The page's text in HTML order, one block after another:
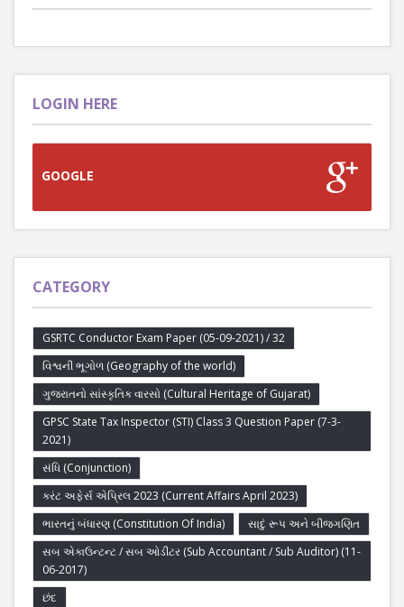
LOGIN HERE
GOOGLE
CATEGORY
GSRTC Conductor Exam Paper (05-09-2021) / 32
વિશ્વની ભૂગોળ (Geography of the world)
ગુજરાતનો સાંસ્કૃતિક વારસો (Cultural Heritage of Gujarat)
GPSC State Tax Inspector (STI) Class 3 Question Paper (7-3-
2021)
સંધિ (Conjunction)
કરંટ અફેર્સ એપ્રિલ 2023 (Current Affairs April 2023)
ભારતનું બંધારણ (Constitution Of India)
સાદું રૂપ અને બીજગણિત
સબ એકાઉન્ટન્ટ / સબ ઓડીટર (Sub Accountant / Sub Auditor) (11-
06-2017)
છંદ